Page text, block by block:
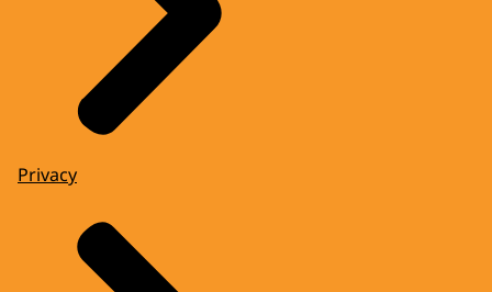
Privacy